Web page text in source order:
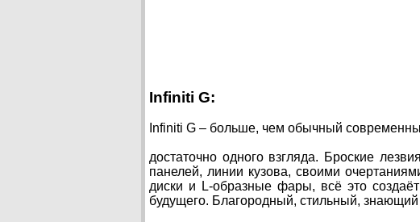
Infiniti G:
Infiniti G – больше, чем обычный
достаточно одного взгляда. Броские
панелей, линии кузова, своими
диски и L-образные фары, всё это
будущего. Благородный, стильный,